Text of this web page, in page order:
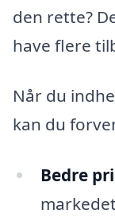
den rette?
have flere
Når du
kan du
Bedre